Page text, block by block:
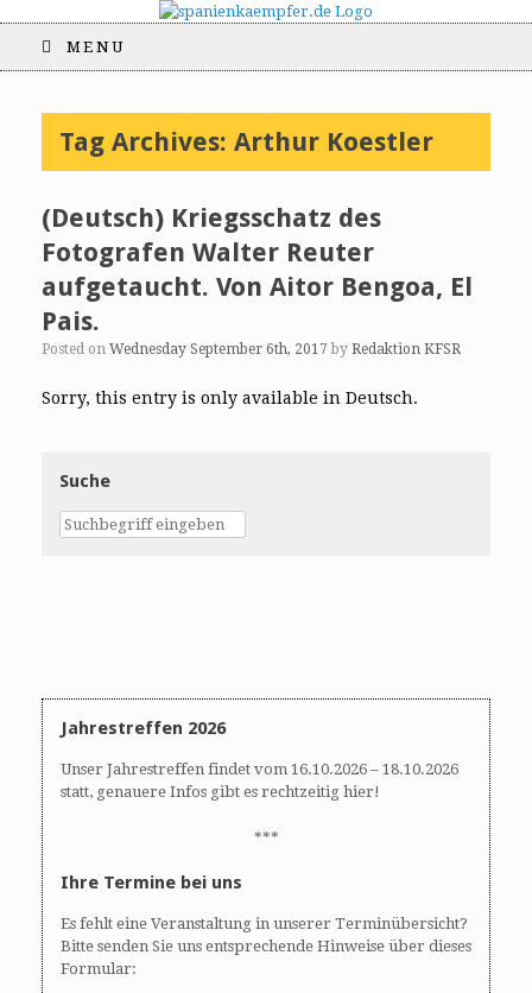
MENU
Tag Archives: Arthur Koestler
(Deutsch) Kriegsschatz des
Fotografen Walter Reuter
aufgetaucht. Von Aitor Bengoa, El
Pais.
Posted on Wednesday September 6th, 2017 by Redaktion KFSR
Sorry, this entry is only available in Deutsch.
Suche
Jahrestreffen 2026
Unser Jahrestreffen findet vom 16.10.2026 – 18.10.2026
statt, genauere Infos gibt es rechtzeitig hier!
***
Ihre Termine bei uns
Es fehlt eine Veranstaltung in unserer Terminübersicht?
Bitte senden Sie uns entsprechende Hinweise über dieses
Formular: